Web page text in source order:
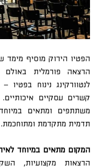
הפטיו הירוק מוסיף מימד
הרצאה פורמלית באולם
לנטוורקינג נינוח בפטיו
משתתפים ומתאים במיוחד
תדמית מתקדמת ומתוחכמת.
המקום מתאים במיוחד
הרצאות מקצועיות,